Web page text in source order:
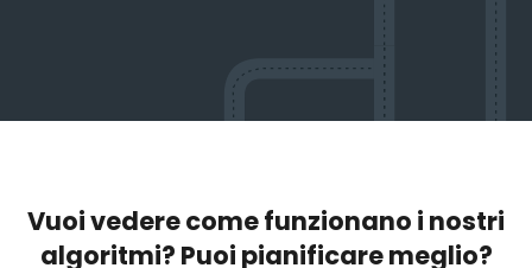
Vuoi vedere come funzionano i nostri
algoritmi? Puoi pianificare meglio?